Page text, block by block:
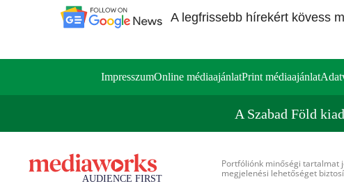
A legfrissebb hírekért kövess
ImpresszumOnline médiaajánlatPrint médiaajánlat
A Szabad Föld
Portfóliónk minőségi tartalmat
megjelenési lehetőséget